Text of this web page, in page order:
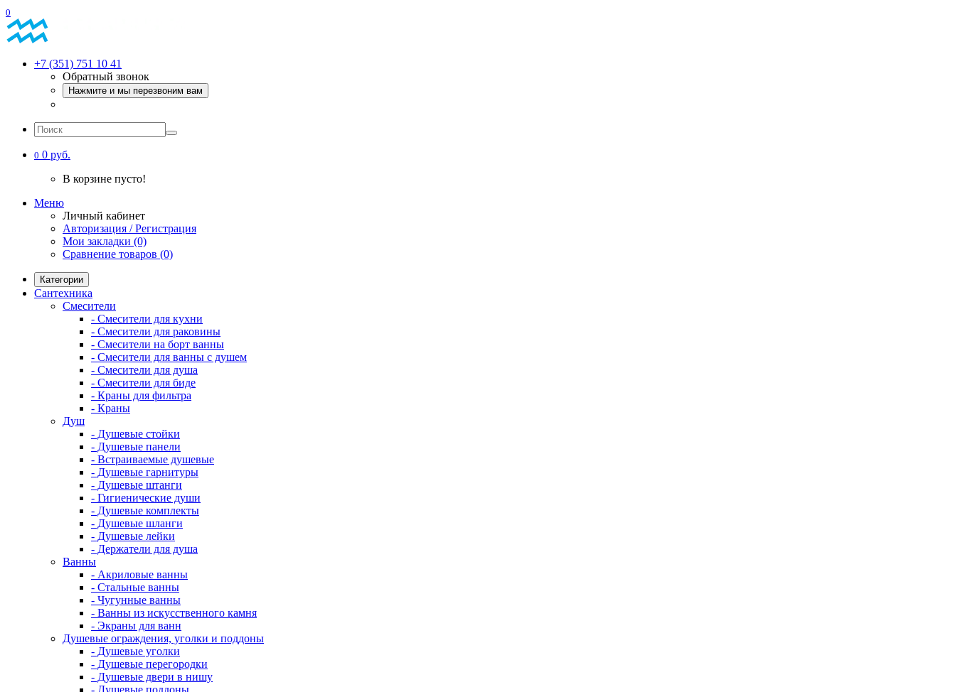
0
+7 (351) 751 10 41
Обратный звонок
Нажмите и мы перезвоним вам
0 0 руб.
В корзине пусто!
Меню
Личный кабинет
Авторизация / Регистрация
Мои закладки (0)
Сравнение товаров (0)
Категории
Сантехника
Смесители
- Смесители для кухни
- Смесители для раковины
- Смесители на борт ванны
- Смесители для ванны с душем
- Смесители для душа
- Смесители для биде
- Краны для фильтра
- Краны
Душ
- Душевые стойки
- Душевые панели
- Встраиваемые душевые
- Душевые гарнитуры
- Душевые штанги
- Гигиенические души
- Душевые комплекты
- Душевые шланги
- Душевые лейки
- Держатели для душа
Ванны
- Акриловые ванны
- Стальные ванны
- Чугунные ванны
- Ванны из искусственного камня
- Экраны для ванн
Душевые ограждения, уголки и поддоны
- Душевые уголки
- Душевые перегородки
- Душевые двери в нишу
- Душевые поддоны